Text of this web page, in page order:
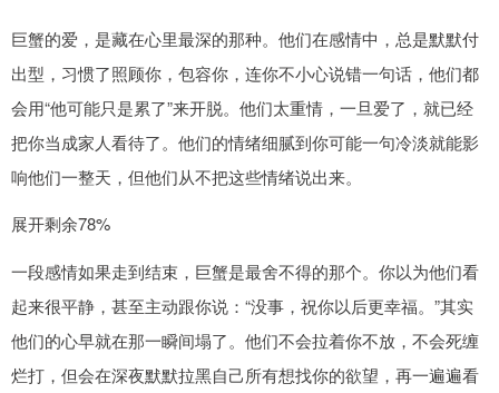
巨蟹的爱，是藏在心里最深的那种。他们在感情中，总是默默付
出型，习惯了照顾你，包容你，连你不小心说错一句话，他们都
会用“他可能只是累了”来开脱。他们太重情，一旦爱了，就已经
把你当成家人看待了。他们的情绪细腻到你可能一句冷淡就能影
响他们一整天，但他们从不把这些情绪说出来。
展开剩余78%
一段感情如果走到结束，巨蟹是最舍不得的那个。你以为他们看
起来很平静，甚至主动跟你说：“没事，祝你以后更幸福。”其实
他们的心早就在那一瞬间塌了。他们不会拉着你不放，不会死缠
烂打，但会在深夜默默拉黑自己所有想找你的欲望，再一遍遍看